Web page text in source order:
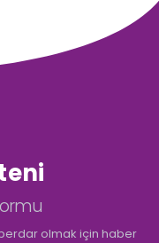
olmak için haber